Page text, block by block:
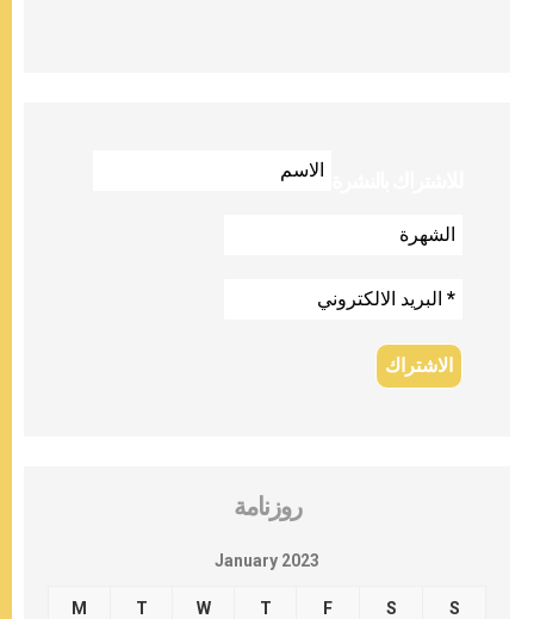
روزنامة
January 2023
M T W T F S S